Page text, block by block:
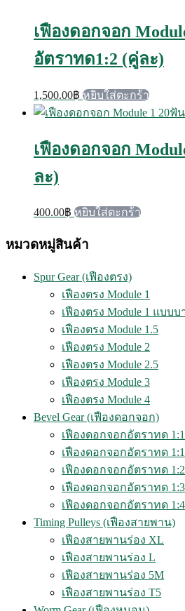
เฟืองดอกจอก
อัตราทด1:2 (คู่ละ)
1,500.00฿ หยิบใส่ตะกร้า
เฟืองดอกจอก
ละ)
400.00฿ หยิบใส่ตะกร้า
หมวดหมู่สินค้า
Spur Gear (เฟืองตรง)
เฟืองตรง Module 1
เฟืองตรง Module 1 แบบบ
เฟืองตรง Module 1.5
เฟืองตรง Module 2
เฟืองตรง Module 2.5
เฟืองตรง Module 3
เฟืองตรง Module 4
Bevel Gear (เฟืองดอกจอก)
เฟืองดอกจอกอัตราทด 1:1
เฟืองดอกจอกอัตราทด
เฟืองดอกจอกอัตราทด 1:2
เฟืองดอกจอกอัตราทด 1:3
เฟืองดอกจอกอัตราทด 1:4
Timing Pulleys (เฟืองสายพาน)
เฟืองสายพานร่อง XL
เฟืองสายพานร่อง L
เฟืองสายพานร่อง 5M
เฟืองสายพานร่อง T5